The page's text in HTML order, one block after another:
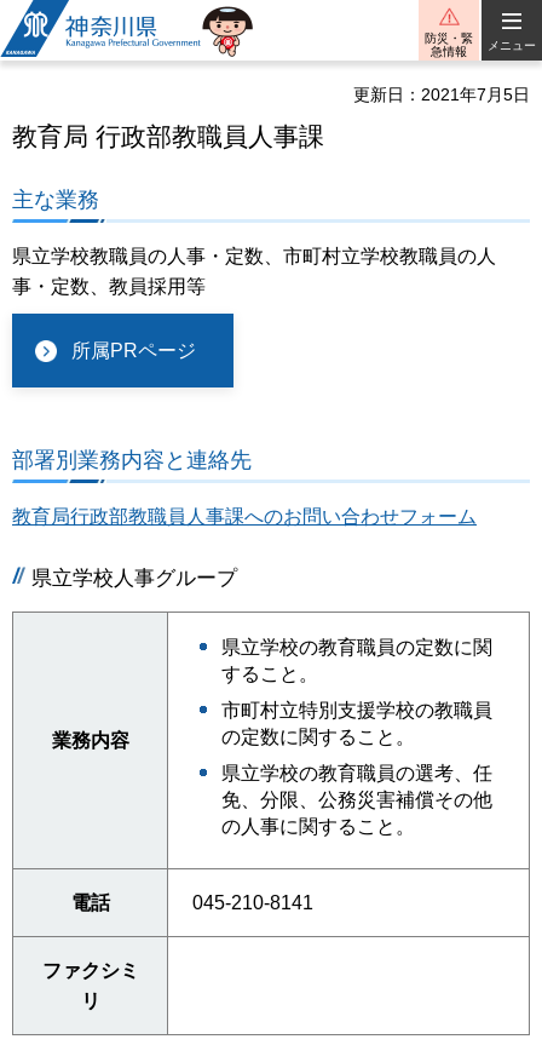
神奈川県
防災・緊
急情報
メニュー
更新日：2021年7月5日
教育局 行政部教職員人事課
主な業務
県立学校教職員の人事・定数、市町村立学校教職員の人
事・定数、教員採用等
所属PRページ
部署別業務内容と連絡先
教育局行政部教職員人事課へのお問い合わせフォーム
県立学校人事グループ
業務内容
県立学校の教育職員の定数に関
すること。
市町村立特別支援学校の教職員
の定数に関すること。
県立学校の教育職員の選考、任
免、分限、公務災害補償その他
の人事に関すること。
電話 045-210-8141
ファクシミ
リ